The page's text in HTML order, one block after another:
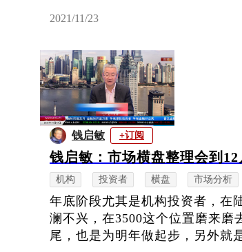
2021/11/23
钱启敏 +订阅
钱启敏：市场横盘整理会到12
机构 投资者 横盘 市场分析
年底阶段尤其是机构投资者，在
澜不兴，在3500这个位置磨来磨
尾，也是为明年做起步，另外就